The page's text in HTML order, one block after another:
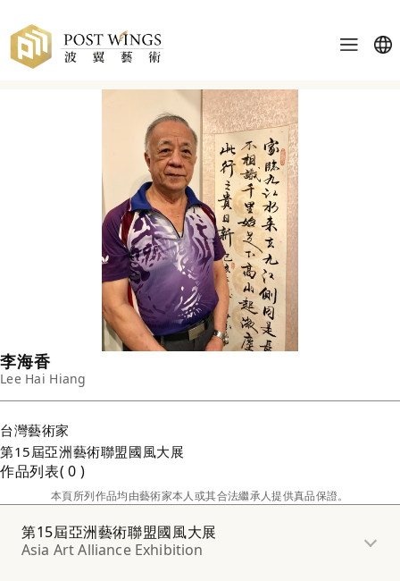
李海香
Lee Hai Hiang
台灣藝術家
第15屆亞洲藝術聯盟國風大展
作品列表 0
本頁所列作品均由藝術家本人或其合法繼承人提供真品保證。
第15屆亞洲藝術聯盟國風大展
Asia Art Alliance Exhibition